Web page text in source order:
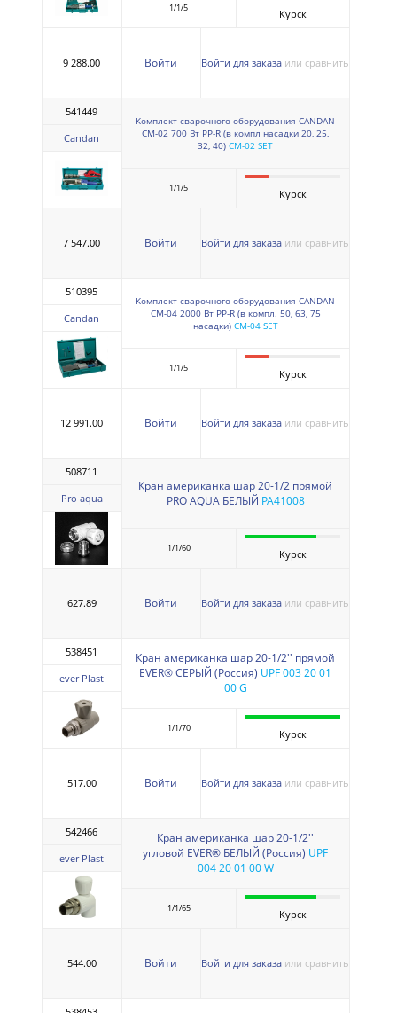
1/1/5 Курск
9 288.00 Войти Войти для заказа или сравнить
541449
Candan
Комплект сварочного оборудования CANDAN
CM-02 700 Вт PP-R (в компл насадки 20, 25,
32, 40) CM-02 SET
1/1/5 Курск
7 547.00 Войти Войти для заказа или сравнить
510395
Candan
Комплект сварочного оборудования CANDAN
CM-04 2000 Вт PP-R (в компл. 50, 63, 75
насадки) CM-04 SET
1/1/5 Курск
12 991.00 Войти Войти для заказа или сравнить
508711
Pro aqua
Кран американка шар 20-1/2 прямой
PRO AQUA БЕЛЫЙ PA41008
1/1/60 Курск
627.89 Войти Войти для заказа или сравнить
538451
ever Plast
Кран американка шар 20-1/2'' прямой
EVER® СЕРЫЙ (Россия) UPF 003 20 01
00 G
1/1/70 Курск
517.00 Войти Войти для заказа или сравнить
542466
ever Plast
Кран американка шар 20-1/2''
угловой EVER® БЕЛЫЙ (Россия) UPF
004 20 01 00 W
1/1/65 Курск
544.00 Войти Войти для заказа или сравнить